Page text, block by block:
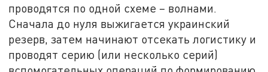
проводятся по одной схеме – волнами.
Сначала до нуля выжигается украинский
резерв, затем начинают отсекать логистику и
проводят серию (или несколько серий)